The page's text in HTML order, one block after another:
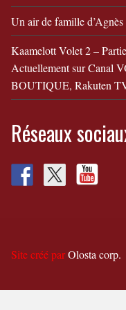
Un air de famille
Kaamelott Volet 2 –
Actuellement sur Canal
BOUTIQUE, Rakuten
Réseaux
Site créé parOlosta corp.